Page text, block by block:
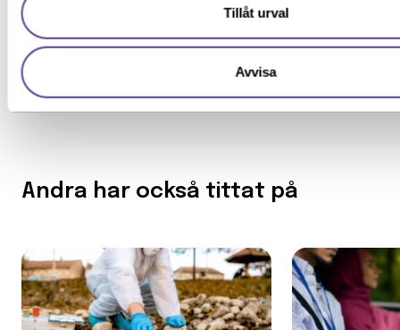
Tillåt urval
Avvisa
Andra har också tittat på